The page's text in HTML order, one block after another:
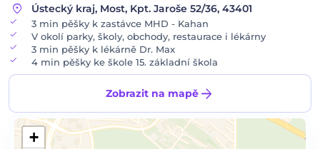
location_on Ústecký kraj, Most, Kpt. Jaroše 52/36, 43401
check
3 min pěšky k zastávce MHD - Kahan
check
V okolí parky, školy, obchody, restaurace i lékárny
check
3 min pěšky k lékárně Dr. Max
check
4 min pěšky ke škole 15. základní škola
Zobrazit na mapěarrow_forward
+